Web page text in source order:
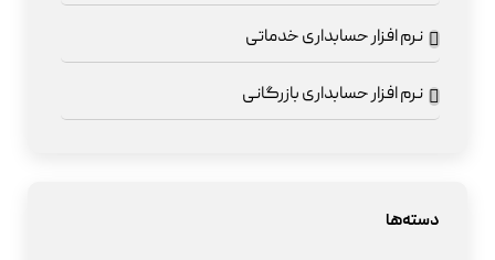
نرم افزار حسابداری خدماتی
نرم افزار حسابداری بازرگانی
دسته‌ها